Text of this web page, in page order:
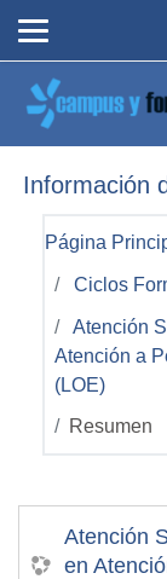
Información
Página
Ciclos
Atención
Atención a
(LOE)
Resumen
Atención
en